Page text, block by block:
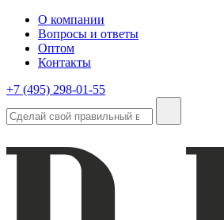
О компании
Вопросы и ответы
Оптом
Контакты
+7 (495) 298-01-55